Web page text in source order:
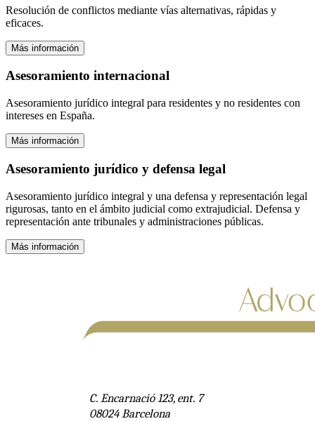
Resolución de conflictos mediante vías alternativas, rápidas y
eficaces.
Más información
Asesoramiento internacional
Asesoramiento jurídico integral para residentes y no residentes con
intereses en España.
Más información
Asesoramiento jurídico y defensa legal
Asesoramiento jurídico integral y una defensa y representación legal
rigurosas, tanto en el ámbito judicial como extrajudicial. Defensa y
representación ante tribunales y administraciones públicas.
Más información
C. Encarnació 123, ent. 7
08024 Barcelona